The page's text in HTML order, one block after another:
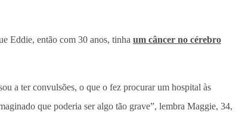
Eddie, então com 30 anos, tinha um câncer no cérebro
a ter convulsões, o que o fez procurar um hospital às
que poderia ser algo tão grave”, lembra Maggie, 34,